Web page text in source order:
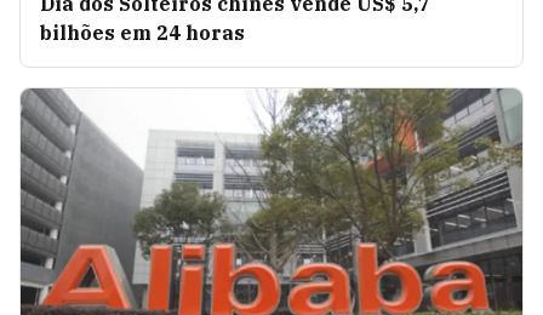
bilhões em 24 horas